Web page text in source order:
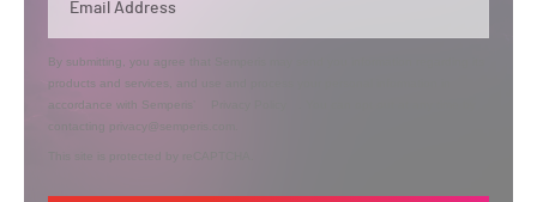
By submitting, you agree that Semperis may send you information regarding its
products and services, and use and process your personal information in
accordance with Semperis’
contacting privacy@semperis.com.
This site is protected by reCAPTCHA.